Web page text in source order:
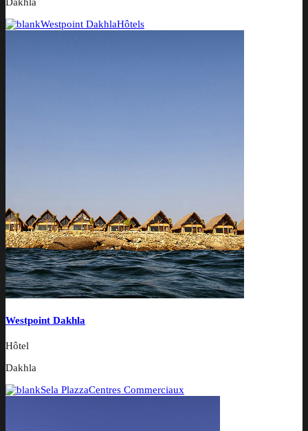
Westpoint DakhlaHôtels
Westpoint Dakhla
Hôtel
Dakhla
Sela PlazzaCentres Commerciaux